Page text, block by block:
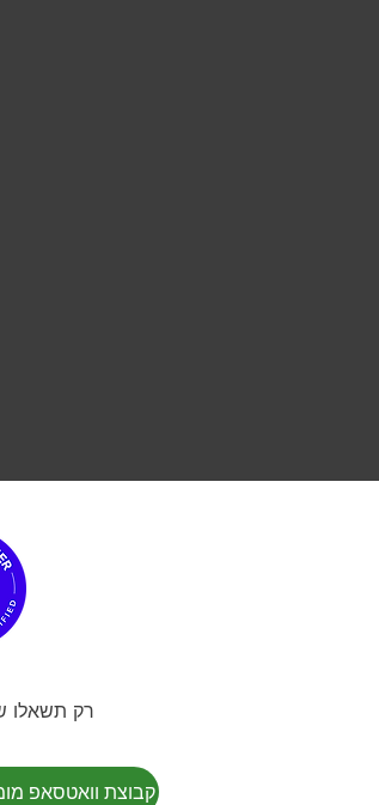
רק תשאלו
קבוצת וואטסאפ